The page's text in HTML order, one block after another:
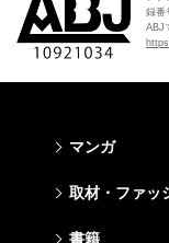
録番
ABJ
マンガ
ジャンプSQ
ヤングジャン
マーガレット
Cocohana
取材・ファッ
書籍